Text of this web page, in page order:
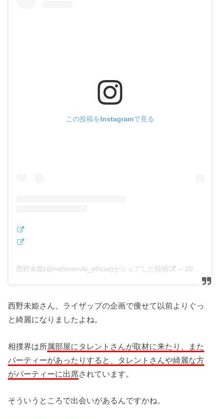
この投稿をInstagramで見る
西野未姫(@nishinomiki_official)がシェアした投稿 – 2018年 9月月6日午前7時15分PDT
西野未姫さん、ライザップの企画で痩せて以前よりぐっ
と綺麗になりましたよね。
相撲界は所属部屋にタレントさんが取材に来たり、また
パーティーがあったりすると、タレントさんや綺麗な方
がパーティーに出席されています。
そういうところで出会いがあるんですかね。